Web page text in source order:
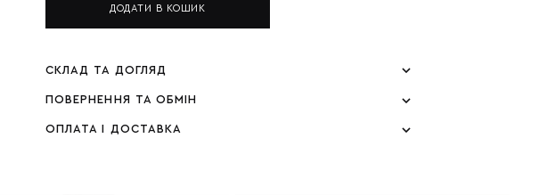
ДОДАТИ В КОШИК
СКЛАД ТА ДОГЛЯД
ПОВЕРНЕННЯ ТА ОБМІН
ОПЛАТА І ДОСТАВКА